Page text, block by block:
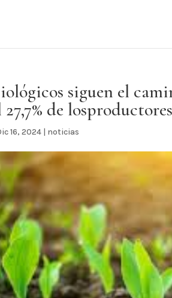
siguen el
27,7% de losproductores
16, 2024 | noticias